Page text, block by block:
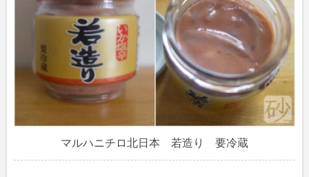
マルハニチロ北日本 若造り 要冷蔵